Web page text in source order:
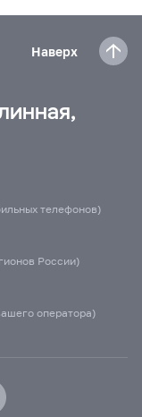
Наверх
телефонов)
России)
оператора)